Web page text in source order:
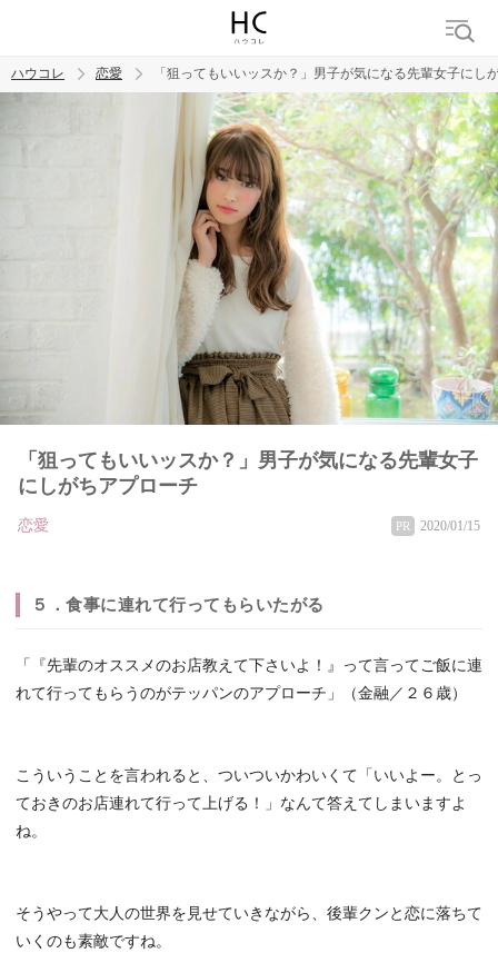
ハウコレ 恋愛 「狙ってもいいッスか？」男子が気になる先輩女子にし
「狙ってもいいッスか？」男子が気になる先輩女子
にしがちアプローチ
恋愛 PR 2020/01/15
５．食事に連れて行ってもらいたがる
「『先輩のオススメのお店教えて下さいよ！』って言ってご飯に連
れて行ってもらうのがテッパンのアプローチ」（金融／２６歳）
こういうことを言われると、ついついかわいくて「いいよー。とっ
ておきのお店連れて行って上げる！」なんて答えてしまいますよ
ね。
そうやって大人の世界を見せていきながら、後輩クンと恋に落ちて
いくのも素敵ですね。